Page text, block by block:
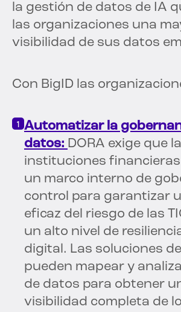
la gestión de datos de IA
las organizaciones una
visibilidad de sus datos
Con BigID las
Automatizar la
datos: DORA exige que
instituciones
un marco interno de
control para garantizar
eficaz del riesgo de las
un alto nivel de
digital. Las soluciones
pueden mapear y
de datos para obtener
visibilidad completa de